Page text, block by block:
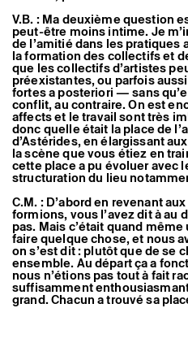
V.B. : Ma deuxième question
peut-être moins intime. Je
de l’amitié dans les
la formation des collectifs et
que les collectifs d’artistes
préexistantes, ou parfois
fortes a posteriori — sans
conflit, au contraire. On est
affects et le travail sont très
donc quelle était la place de
d’Astérides, en élargissant
la scène que vous étiez en
cette place a pu évoluer avec
structuration du lieu
C.M. : D’abord en revenant
formions, vous l’avez dit à au
pas. Mais c’était quand
faire quelque chose, et nous
on s’est dit : plutôt que de se
ensemble. Au départ ça a
nous n’étions pas tout à fait
suffisamment
grand. Chacun a trouvé sa